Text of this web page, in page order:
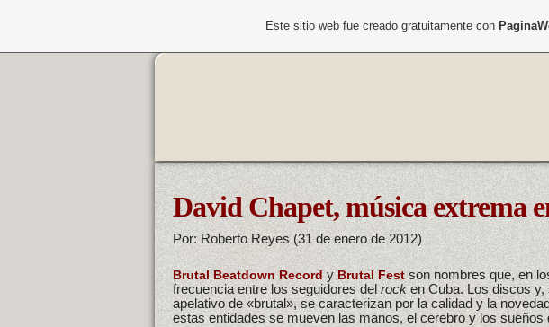
David Chapet, música extrema
Por: Roberto Reyes (31 de enero de 2012)
Brutal Beatdown Recordy Brutal Festson nombres que, en
frecuencia entre los seguidores del rocken Cuba. Los discos y,
apelativo de «brutal», se caracterizan por la calidad y la
estas entidades se mueven las manos, el cerebro y los sueños
Este sitio web fue creado gratuitamente con